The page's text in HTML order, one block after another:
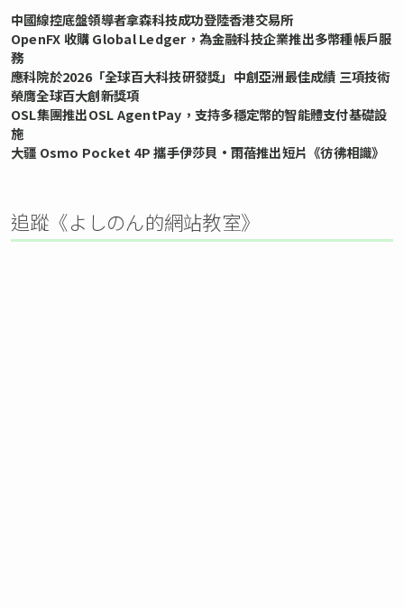
中國線控底盤領導者拿森科技成功登陸香港交易所
OpenFX 收購 Global Ledger，為金融科技企業推出多幣種帳戶服
務
應科院於2026「全球百大科技研發獎」中創亞洲最佳成績 三項技術
榮膺全球百大創新獎項
OSL集團推出OSL AgentPay，支持多穩定幣的智能體支付基礎設
施
大疆 Osmo Pocket 4P 攜手伊莎貝•雨蓓推出短片《彷彿相識》
追蹤《よしのん的網站教室》